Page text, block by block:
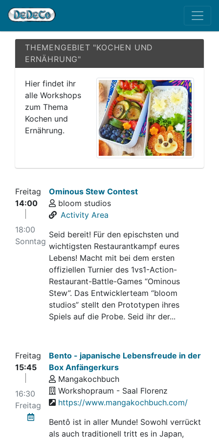
THEMENGEBIET "KOCHEN UND
ERNÄHRUNG"
Hier findet ihr
alle Workshops
zum Thema
Kochen und
Ernährung.
Freitag
14:00
18:00
Sonntag
Ominous Stew Contest
bloom studios
Activity Area
Seid bereit! Für den epischsten und
wichtigsten Restaurantkampf eures
Lebens! Macht mit bei dem ersten
offiziellen Turnier des 1vs1-Action-
Restaurant-Battle-Games “Ominous
Stew”. Das Entwicklerteam “bloom
studios” stellt den Prototypen ihres
Spiels auf die Probe. Seid ihr der...
Freitag
15:45
16:30
Freitag
Bento - japanische Lebensfreude in der
Box Anfängerkurs
Mangakochbuch
Workshopraum - Saal Florenz
https://www.mangakochbuch.com/
Bentô ist in aller Munde! Sowohl verrückt
als auch traditionell tritt es in Japan,